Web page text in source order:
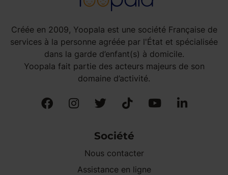
Créée en 2009, Yoopala est une société Française de
services à la personne agréée par l'État et spécialisée
dans la garde d’enfant(s) à domicile.
Yoopala fait partie des acteurs majeurs de son
domaine d’activité.
Société
Nous contacter
Assistance en ligne